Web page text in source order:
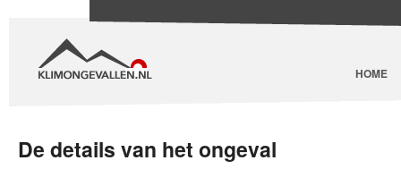
HOME
De details van het ongeval